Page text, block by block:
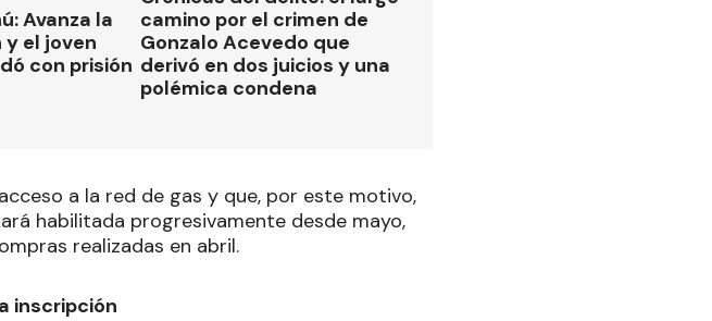
Avanza la
el joven
con prisión
camino por el crimen de
Gonzalo Acevedo que
derivó en dos juicios y una
polémica condena
a la red de gas y que, por este motivo,
habilitada progresivamente desde mayo,
realizadas en abril.
inscripción